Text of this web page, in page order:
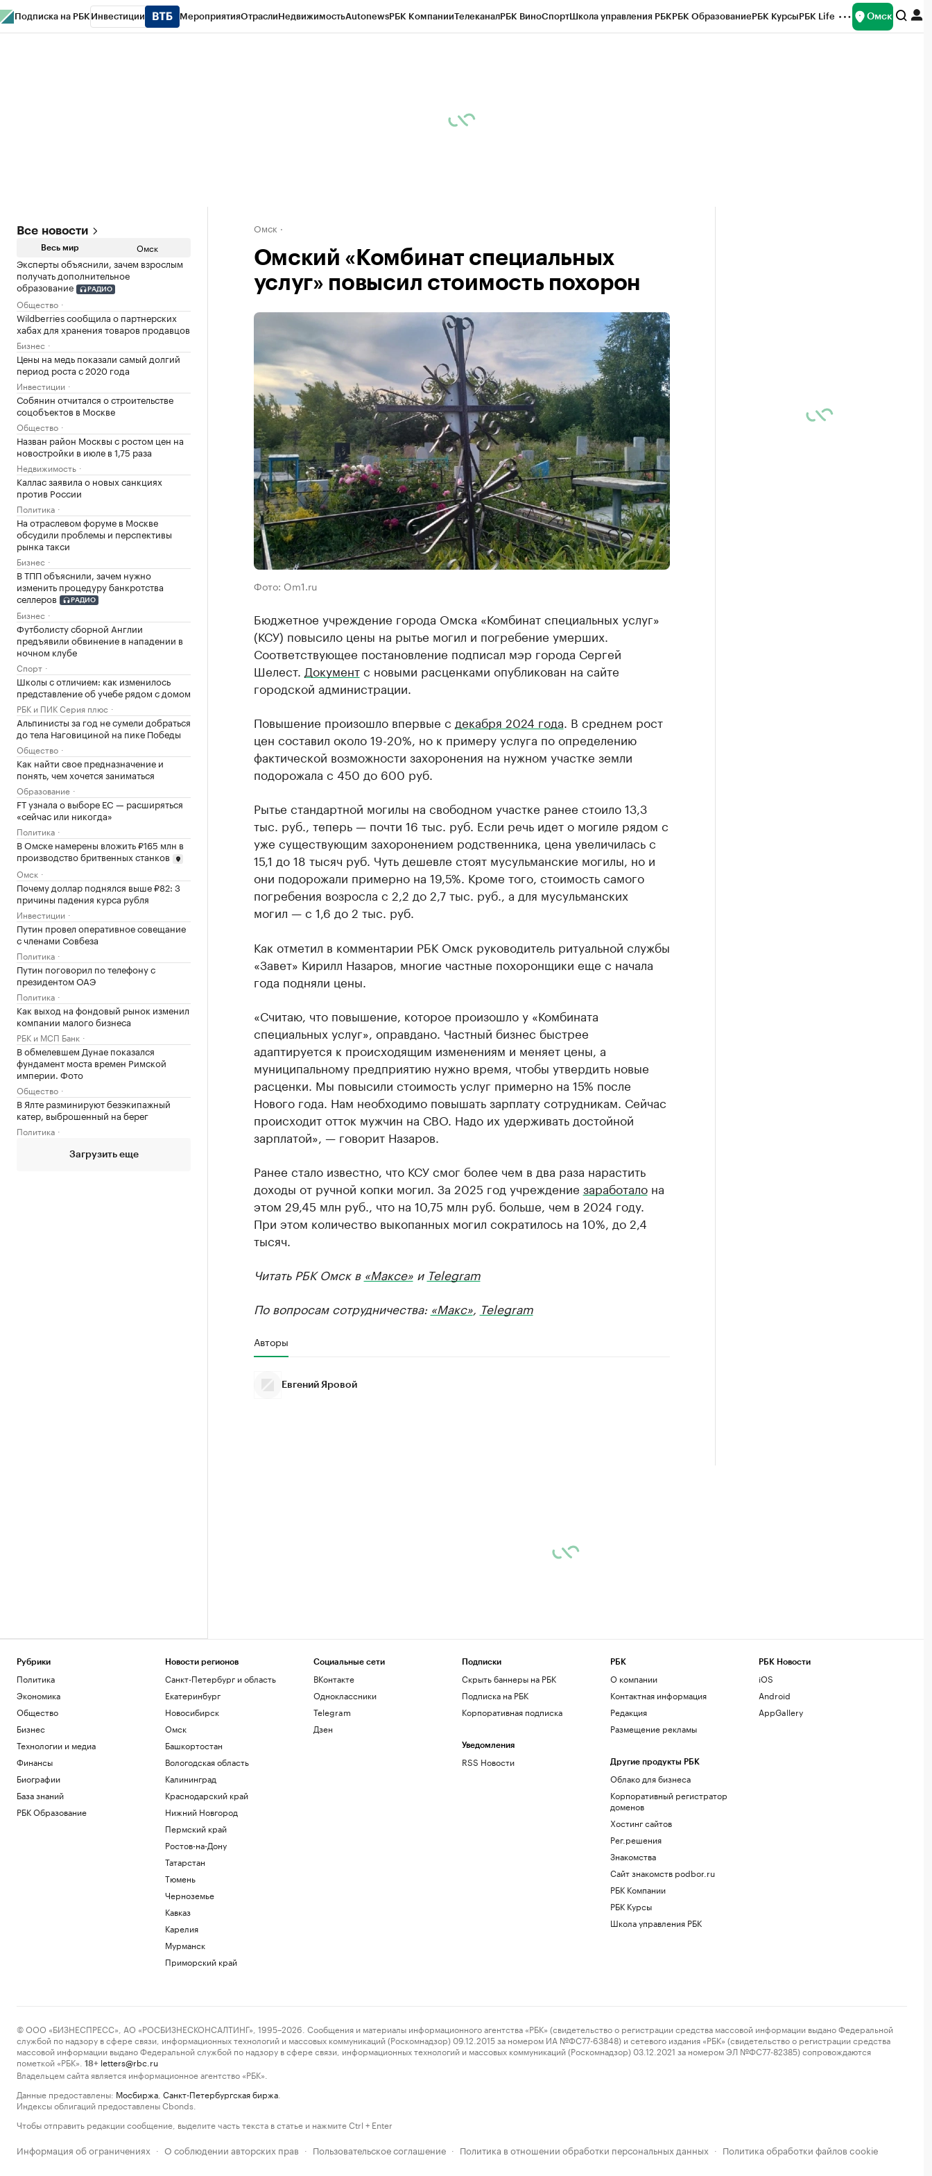
Подписка на РБК Инвестиции МероприятияОтраслиНедвижимостьAutonewsРБК КомпанииТелеканалРБК ВиноСпортШкола управления РБКРБК ОбразованиеРБК КурсыРБК Life Омск
Все новости
Весь мир Омск
Эксперты объяснили, зачем взрослым
получать дополнительное
образование
РАДИО
Общество
Wildberries сообщила о партнерских
хабах для хранения товаров продавцов
Бизнес
Цены на медь показали самый долгий
период роста с 2020 года
Инвестиции
Собянин отчитался о строительстве
соцобъектов в Москве
Общество
Назван район Москвы с ростом цен на
новостройки в июле в 1,75 раза
Недвижимость
Каллас заявила о новых санкциях
против России
Политика
На отраслевом форуме в Москве
обсудили проблемы и перспективы
рынка такси
Бизнес
В ТПП объяснили, зачем нужно
изменить процедуру банкротства
селлеров
РАДИО
Бизнес
Футболисту сборной Англии
предъявили обвинение в нападении в
ночном клубе
Спорт
Школы с отличием: как изменилось
представление об учебе рядом с домом
РБК и ПИК Серия плюс
Альпинисты за год не сумели добраться
до тела Наговициной на пике Победы
Общество
Как найти свое предназначение и
понять, чем хочется заниматься
Образование
FT узнала о выборе ЕС — расширяться
«сейчас или никогда»
Политика
В Омске намерены вложить ₽165 млн в
производство бритвенных станков
Омск
Почему доллар поднялся выше ₽82: 3
причины падения курса рубля
Инвестиции
Путин провел оперативное совещание
с членами Совбеза
Политика
Путин поговорил по телефону с
президентом ОАЭ
Политика
Как выход на фондовый рынок изменил
компании малого бизнеса
РБК и МСП Банк
В обмелевшем Дунае показался
фундамент моста времен Римской
империи. Фото
Общество
В Ялте разминируют безэкипажный
катер, выброшенный на берег
Политика
Загрузить еще
Омск
Омский «Комбинат специальных
услуг» повысил стоимость похорон
Фото: Om1.ru
Бюджетное учреждение города Омска «Комбинат специальных услуг»
(КСУ) повысило цены на рытье могил и погребение умерших.
Соответствующее постановление подписал мэр города Сергей
Шелест. Документс новыми расценками опубликован на сайте
городской администрации.
Повышение произошло впервые с декабря 2024 года . В среднем рост
цен составил около 19-20%, но к примеру услуга по определению
фактической возможности захоронения на нужном участке земли
подорожала с 450 до 600 руб.
Рытье стандартной могилы на свободном участке ранее стоило 13,3
тыс. руб., теперь — почти 16 тыс. руб. Если речь идет о могиле рядом с
уже существующим захоронением родственника, цена увеличилась с
15,1 до 18 тысяч руб. Чуть дешевле стоят мусульманские могилы, но и
они подорожали примерно на 19,5%. Кроме того, стоимость самого
погребения возросла с 2,2 до 2,7 тыс. руб., а для мусульманских
могил — с 1,6 до 2 тыс. руб.
Как отметил в комментарии РБК Омск руководитель ритуальной службы
«Завет» Кирилл Назаров, многие частные похоронщики еще с начала
года подняли цены.
«Считаю, что повышение, которое произошло у «Комбината
специальных услуг», оправдано. Частный бизнес быстрее
адаптируется к происходящим изменениям и меняет цены, а
муниципальному предприятию нужно время, чтобы утвердить новые
расценки. Мы повысили стоимость услуг примерно на 15% после
Нового года. Нам необходимо повышать зарплату сотрудникам. Сейчас
происходит отток мужчин на СВО. Надо их удерживать достойной
зарплатой», — говорит Назаров.
Ранее стало известно, что КСУ смог более чем в два раза нарастить
доходы от ручной копки могил. За 2025 год учреждение заработалона
этом 29,45 млн руб., что на 10,75 млн руб. больше, чем в 2024 году.
При этом количество выкопанных могил сократилось на 10%, до 2,4
тысяч.
Читать РБК Омск в «Максе»и Telegram
По вопросам сотрудничества: «Макс», Telegram
Авторы
Евгений Яровой
Рубрики
Политика
Экономика
Общество
Бизнес
Технологии и медиа
Финансы
Биографии
База знаний
РБК Образование
Новости регионов
Санкт-Петербург и область
Екатеринбург
Новосибирск
Омск
Башкортостан
Вологодская область
Калининград
Краснодарский край
Нижний Новгород
Пермский край
Ростов-на-Дону
Татарстан
Тюмень
Черноземье
Кавказ
Карелия
Мурманск
Приморский край
Социальные сети
ВКонтакте
Одноклассники
Telegram
Дзен
Подписки
Скрыть баннеры на РБК
Подписка на РБК
Корпоративная подписка
Уведомления
RSS Новости
РБК
О компании
Контактная информация
Редакция
Размещение рекламы
Другие продукты РБК
Облако для бизнеса
Корпоративный регистратор
доменов
Хостинг сайтов
Рег.решения
Знакомства
Сайт знакомств podbor.ru
РБК Компании
РБК Курсы
Школа управления РБК
РБК Новости
iOS
Android
AppGallery
© ООО «БИЗНЕСПРЕСС», АО «РОСБИЗНЕСКОНСАЛТИНГ», 1995–2026. Сообщения и материалы информационного агентства «РБК» (свидетельство о регистрации средства массовой информации выдано Федеральной
службой по надзору в сфере связи, информационных технологий и массовых коммуникаций (Роскомнадзор) 09.12.2015 за номером ИА №ФС77-63848) и сетевого издания «РБК» (свидетельство о регистрации средства
массовой информации выдано Федеральной службой по надзору в сфере связи, информационных технологий и массовых коммуникаций (Роскомнадзор) 03.12.2021 за номером ЭЛ №ФС77-82385) сопровождаются
пометкой «РБК».
18+ letters@rbc.ru
Владельцем сайта является информационное агентство «РБК».
Данные предоставлены: Мосбиржа Санкт-Петербургская биржа
Индексы облигаций предоставлены Cbonds.
Чтобы отправить редакции сообщение, выделите часть текста в статье и нажмите Ctrl + Enter
Информация об ограничениях · О соблюдении авторских прав · Пользовательское соглашение · Политика в отношении обработки персональных данных · Политика обработки файлов cookie